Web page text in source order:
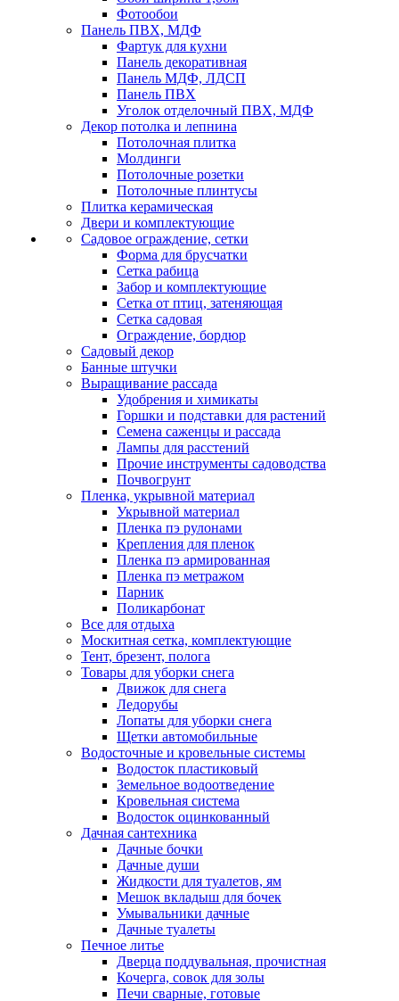
Фотообои
Панель ПВХ, МДФ
Фартук для кухни
Панель декоративная
Панель МДФ, ЛДСП
Панель ПВХ
Уголок отделочный ПВХ, МДФ
Декор потолка и лепнина
Потолочная плитка
Молдинги
Потолочные розетки
Потолочные плинтусы
Плитка керамическая
Двери и комплектующие
Садовое ограждение, сетки
Форма для брусчатки
Сетка рабица
Забор и комплектующие
Сетка от птиц, затеняющая
Сетка садовая
Ограждение, бордюр
Садовый декор
Банные штучки
Выращивание рассада
Удобрения и химикаты
Горшки и подставки для растений
Семена саженцы и рассада
Лампы для расстений
Прочие инструменты садоводства
Почвогрунт
Пленка, укрывной материал
Укрывной материал
Пленка пэ рулонами
Крепления для пленок
Пленка пэ армированная
Пленка пэ метражом
Парник
Поликарбонат
Все для отдыха
Москитная сетка, комплектующие
Тент, брезент, полога
Товары для уборки снега
Движок для снега
Ледорубы
Лопаты для уборки снега
Щетки автомобильные
Водосточные и кровельные системы
Водосток пластиковый
Земельное водоотведение
Кровельная система
Водосток оцинкованный
Дачная сантехника
Дачные бочки
Дачные души
Жидкости для туалетов, ям
Мешок вкладыш для бочек
Умывальники дачные
Дачные туалеты
Печное литье
Дверца поддувальная, прочистная
Кочерга, совок для золы
Печи сварные, готовые